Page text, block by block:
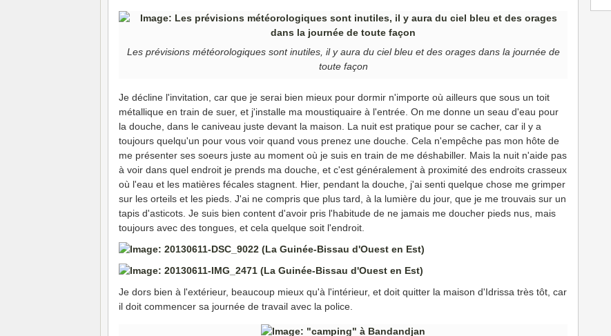
Les prévisions météorologiques sont inutiles, il y aura du ciel bleu et des orages dans la journée de
toute façon
Je décline l'invitation, car que je serai bien mieux pour dormir n'importe où ailleurs que sous un toit
métallique en train de suer, et j'installe ma moustiquaire à l'entrée. On me donne un seau d'eau pour
la douche, dans le caniveau juste devant la maison. La nuit est pratique pour se cacher, car il y a
toujours quelqu'un pour vous voir quand vous prenez une douche. Cela n'empêche pas mon hôte de
me présenter ses soeurs juste au moment où je suis en train de me déshabiller. Mais la nuit n'aide pas
à voir dans quel endroit je prends ma douche, et c'est généralement à proximité des endroits crasseux
où l'eau et les matières fécales stagnent. Hier, pendant la douche, j'ai senti quelque chose me grimper
sur les orteils et les pieds. J'ai ne compris que plus tard, à la lumière du jour, que je me trouvais sur un
tapis d'asticots. Je suis bien content d'avoir pris l'habitude de ne jamais me doucher pieds nus, mais
toujours avec des tongues, et cela quelque soit l'endroit.
Je dors bien à l'extérieur, beaucoup mieux qu'à l'intérieur, et doit quitter la maison d'Idrissa très tôt, car
il doit commencer sa journée de travail avec la police.